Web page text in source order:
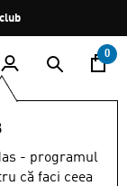
0
- programul
că faci ceea